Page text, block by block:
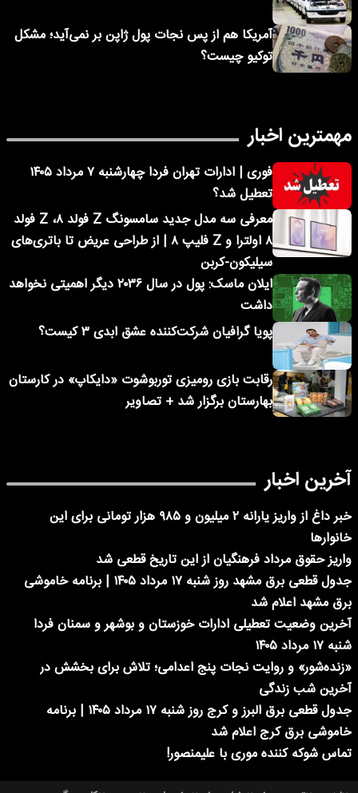
آمریکا هم از پس نجات پول ژاپن بر نمی‌آید؛ مشکل
توکیو چیست؟
مهمترین اخبار
فوری | ادارات تهران فردا چهارشنبه ۷ مرداد ۱۴۰۵
تعطیل شد؟
معرفی سه مدل جدید سامسونگ Z فولد ۸، Z فولد
۸ اولترا و Z فلیپ ۸ | از طراحی عریض تا باتری‌های
سیلیکون-کربن
ایلان ماسک: پول در سال ۲۰۳۶ دیگر اهمیتی نخواهد
داشت
پویا گرافیان شرکت‌کننده عشق ابدی ۳ کیست؟
رقابت بازی رومیزی توربوشوت «دایکاپ» در کارستان
بهارستان برگزار شد + تصاویر
آخرین اخبار
خبر داغ از واریز یارانه ۲ میلیون و ۹۸۵ هزار تومانی برای این
خانوارها
واریز حقوق مرداد فرهنگیان از این تاریخ قطعی شد
جدول قطعی برق مشهد روز شنبه ۱۷ مرداد ۱۴۰۵ | برنامه خاموشی
برق مشهد اعلام شد
آخرین وضعیت تعطیلی ادارات خوزستان و بوشهر و سمنان فردا
شنبه ۱۷ مرداد ۱۴۰۵
«زنده‌شور» و روایت نجات پنج اعدامی؛ تلاش برای بخشش در
آخرین شب زندگی
جدول قطعی برق البرز و کرج روز شنبه ۱۷ مرداد ۱۴۰۵ | برنامه
خاموشی برق کرج اعلام شد
تماس شوکه کننده موری با علیمنصور!